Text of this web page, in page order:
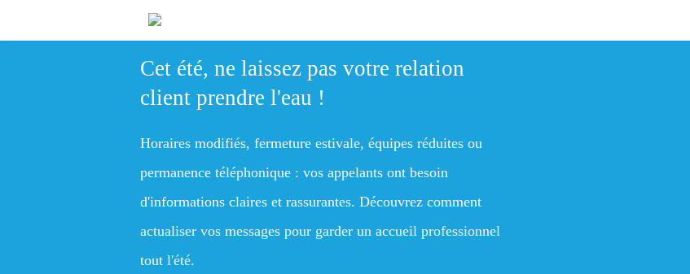
Cet été, ne laissez pas votre relation
client prendre l'eau !
Horaires modifiés, fermeture estivale, équipes réduites ou
permanence téléphonique : vos appelants ont besoin
d'informations claires et rassurantes. Découvrez comment
actualiser vos messages pour garder un accueil professionnel
tout l'été.